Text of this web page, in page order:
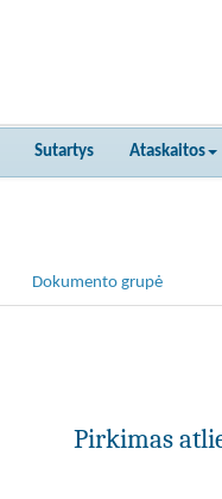
Sutartys Ataskaitos
Dokumento grupė
Pirkimas